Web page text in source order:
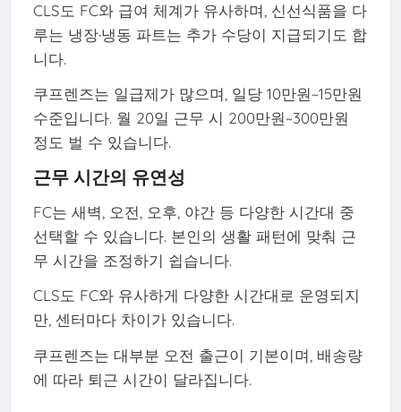
CLS도 FC와 급여 체계가 유사하며, 신선식품을 다
루는 냉장·냉동 파트는 추가 수당이 지급되기도 합
니다.
쿠프렌즈는 일급제가 많으며, 일당 10만원~15만원
수준입니다. 월 20일 근무 시 200만원~300만원
정도 벌 수 있습니다.
근무 시간의 유연성
FC는 새벽, 오전, 오후, 야간 등 다양한 시간대 중
선택할 수 있습니다. 본인의 생활 패턴에 맞춰 근
무 시간을 조정하기 쉽습니다.
CLS도 FC와 유사하게 다양한 시간대로 운영되지
만, 센터마다 차이가 있습니다.
쿠프렌즈는 대부분 오전 출근이 기본이며, 배송량
에 따라 퇴근 시간이 달라집니다.